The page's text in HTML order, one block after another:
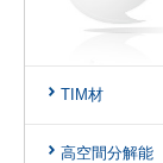
TIM材
高空間分解能